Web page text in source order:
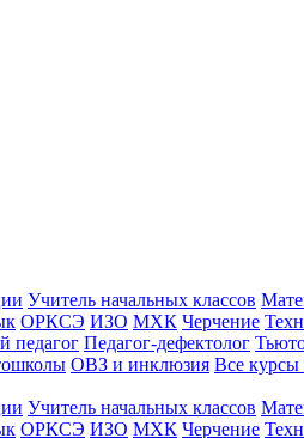
Учитель начальных классов
ОРКСЭ ИЗО МХК Черчение
педагог Педагог-дефектолог
ОВЗ и инклюзия Все
Учитель начальных классов
ОРКСЭ ИЗО МХК Черчение